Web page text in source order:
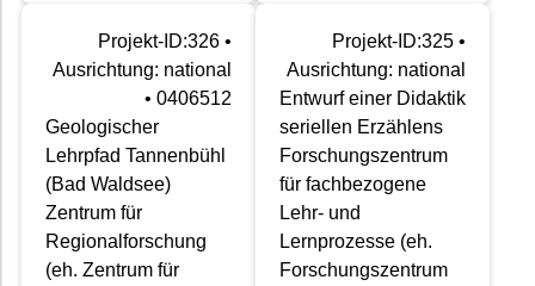
Projekt-ID:326 •
Ausrichtung: national
• 0406512
Geologischer
Lehrpfad Tannenbühl
(Bad Waldsee)
Zentrum für
Regionalforschung
(eh. Zentrum für
Projekt-ID:325 •
Ausrichtung: national
Entwurf einer Didaktik
seriellen Erzählens
Forschungszentrum
für fachbezogene
Lehr- und
Lernprozesse (eh.
Forschungszentrum